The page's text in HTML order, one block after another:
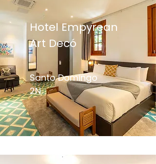
Hotel Empyrean
Art Decó
Santo Domingo
2N